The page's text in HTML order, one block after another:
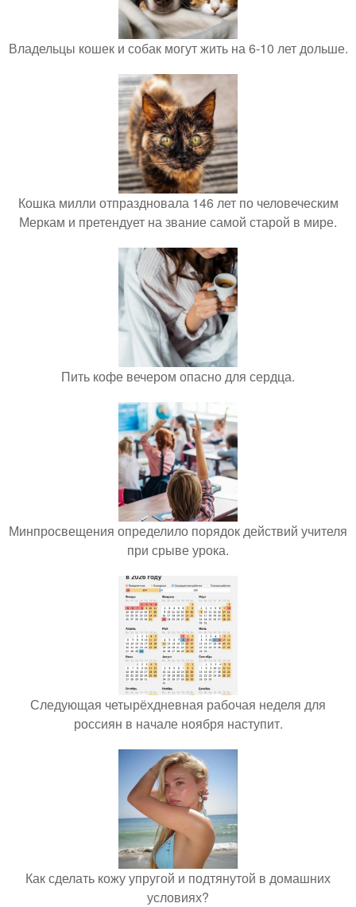
Владельцы кошек и собак могут жить на 6-10 лет дольше.
Кошка милли отпраздновала 146 лет по человеческим
Меркам и претендует на звание самой старой в мире.
Пить кофе вечером опасно для сердца.
Минпросвещения определило порядок действий учителя
при срыве урока.
Следующая четырёхдневная рабочая неделя для
россиян в начале ноября наступит.
Как сделать кожу упругой и подтянутой в домашних
условиях?